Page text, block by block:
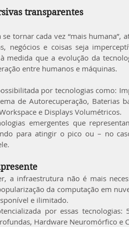
transparentes
tornar cada vez “mais humana”,
negócios e coisas seja
medida que a evolução da
entre humanos e máquinas.
por tecnologias como:
de Autorecuperação, Baterias
e Displays Volumétricos.
emergentes que
para atingir o pico ou – no
a infraestrutura não é mais
da computação em
e ilimitado.
por essas tecnologias:
Hardware Neuromórfico e